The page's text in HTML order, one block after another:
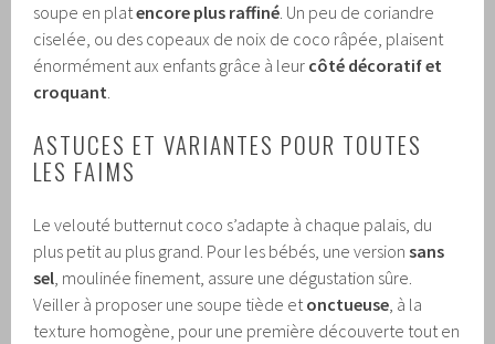
soupe en platencore plus raffiné. Un peu de coriandre
ciselée, ou des copeaux de noix de coco râpée, plaisent
énormément aux enfants grâce à leur côté décoratif et
croquant.
ASTUCES ET VARIANTES POUR TOUTES
LES FAIMS
Le velouté butternut coco s’adapte à chaque palais, du
plus petit au plus grand. Pour les bébés, une versionsans
sel, moulinée finement, assure une dégustation sûre.
Veiller à proposer une soupe tiède etonctueuse, à la
texture homogène, pour une première découverte tout en